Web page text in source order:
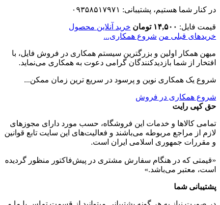
در کنار شما هستیم، پشتیبانی: ۰۹۳۵۸۵۱۷۹۷۱
قیمت فایل: ۱۴,۵۰۰ تومان
خرید آنلاین محصول
خریدهای قبلی من شروع همکاری...
میهن همکار اولین و بزرگترین سیستم همکاری در فروش فایل، با
افتخار از شما بازدیدکنندگان گرامی دعوت به همکاری می‌نماید.
شروع یک همکاری نوین و پرسود در سریع ترین زمان ممکن...
شروع همکاری در فروش
حق کپی رایت
تمامی كالاها و خدمات اين فروشگاه، حسب مورد دارای مجوزهای
لازم از مراجع مربوطه می‌باشند و فعاليت‌های اين سايت تابع قوانين
و مقررات جمهوری اسلامی ايران است.
«قیمتی که در هنگام سفارش مشتری در پیش‌­فاکتور منظور گرديده
است، معتبر می‌باشد.»
پشتیبانی شما